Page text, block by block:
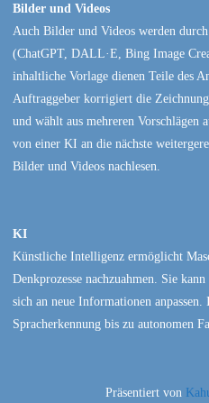
Bilder und Videos
Auch Bilder und Videos werden
(ChatGPT, DALL·E, Bing Image
inhaltliche Vorlage dienen Teile des
Auftraggeber korrigiert die
und wählt aus mehreren Vorschlägen
von einer KI an die nächste
Bilder und Videos nachlesen.
KI
Künstliche Intelligenz ermöglicht
Denkprozesse nachzuahmen. Sie
sich an neue Informationen
Spracherkennung bis zu autonomen
Präsentiert von